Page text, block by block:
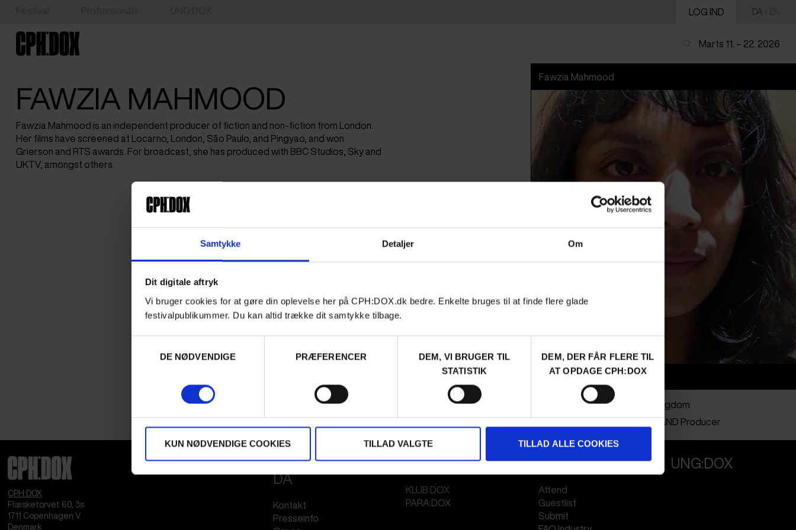
Samtykke Detaljer Om
Dit digitale aftryk
Vi bruger cookies for at gøre din oplevelse her på CPH:DOX.dk bedre. Enkelte bruges til at finde flere glade
festivalpublikummer. Du kan altid trække dit samtykke tilbage.
DE NØDVENDIGE
PRÆFERENCER
DEM, VI BRUGER TIL
STATISTIK
DEM, DER FÅR FLERE TIL
AT OPDAGE CPH:DOX
KUN NØDVENDIGE COOKIES TILLAD VALGTE TILLAD ALLE COOKIES
LOG IND DA
Marts 11. – 22. 2026
FAWZIA MAHMOOD
Fawzia Mahmood is an independent producer of fiction and non-fiction from London.
Her films have screened at Locarno, London, São Paulo, and Pingyao, and won
Grierson and RTS awards. For broadcast, she has produced with BBC Studios, Sky and
UKTV, amongst others.
Fawzia Mahmood
Info
Nationalitet
United Kingdom
Director AND Producer
CPH:DOX
Flæsketorvet 60, 3s
1711 Copenhagen V
Denmark
FESTIVAL 2026
DA
Kontakt
Presseinfo
STREAMING
KLUB:DOX
PARA:DOX
PROFESSIONALS
Attend
Guestlist
Submit
UNG:DOX